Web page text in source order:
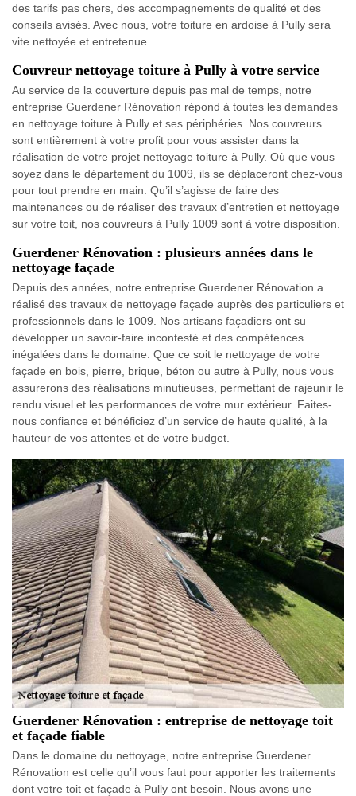
des tarifs pas chers, des accompagnements de qualité et des
conseils avisés. Avec nous, votre toiture en ardoise à Pully sera
vite nettoyée et entretenue.
Couvreur nettoyage toiture à Pully à votre service
Au service de la couverture depuis pas mal de temps, notre
entreprise Guerdener Rénovation répond à toutes les demandes
en nettoyage toiture à Pully et ses périphéries. Nos couvreurs
sont entièrement à votre profit pour vous assister dans la
réalisation de votre projet nettoyage toiture à Pully. Où que vous
soyez dans le département du 1009, ils se déplaceront chez-vous
pour tout prendre en main. Qu’il s’agisse de faire des
maintenances ou de réaliser des travaux d’entretien et nettoyage
sur votre toit, nos couvreurs à Pully 1009 sont à votre disposition.
Guerdener Rénovation : plusieurs années dans le
nettoyage façade
Depuis des années, notre entreprise Guerdener Rénovation a
réalisé des travaux de nettoyage façade auprès des particuliers et
professionnels dans le 1009. Nos artisans façadiers ont su
développer un savoir-faire incontesté et des compétences
inégalées dans le domaine. Que ce soit le nettoyage de votre
façade en bois, pierre, brique, béton ou autre à Pully, nous vous
assurerons des réalisations minutieuses, permettant de rajeunir le
rendu visuel et les performances de votre mur extérieur. Faites-
nous confiance et bénéficiez d’un service de haute qualité, à la
hauteur de vos attentes et de votre budget.
Guerdener Rénovation : entreprise de nettoyage toit
et façade fiable
Dans le domaine du nettoyage, notre entreprise Guerdener
Rénovation est celle qu’il vous faut pour apporter les traitements
dont votre toit et façade à Pully ont besoin. Nous avons une